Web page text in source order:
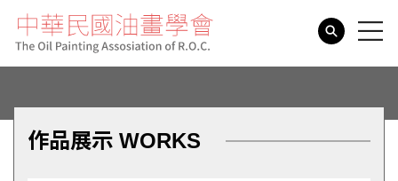
search
作品展示 WORKS